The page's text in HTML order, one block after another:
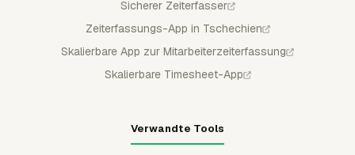
Sicherer Zeiterfasser
Zeiterfassungs-App in Tschechien
Skalierbare App zur Mitarbeiterzeiterfassung
Skalierbare Timesheet-App
Verwandte Tools